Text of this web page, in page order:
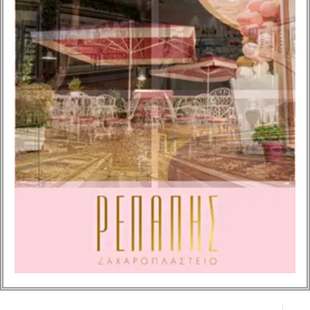
κ. Ζώρζου Αντώνιος, ο
οποίος είχε εκλεχθεί
με την παράταξη
“Λέρος με όραμα και
σχέδιο για όλους” με
επικεφαλής τον
Μιχάλη Κόλια.